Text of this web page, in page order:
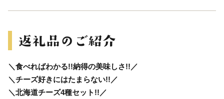
＼食べればわかる!!納得の美味しさ!!／
＼チーズ好きにはたまらない!!／
＼北海道チーズ4種セット!!／